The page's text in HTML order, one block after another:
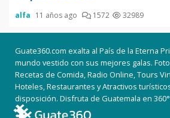
alfa 11 años ago 1572 32989
Guate360.com exalta al País de la Eterna
mundo vestido con sus mejores galas.
Recetas de Comida, Radio Online, Tours
Hoteles, Restaurantes y Atractivos
disposición. Disfruta de Guatemala en